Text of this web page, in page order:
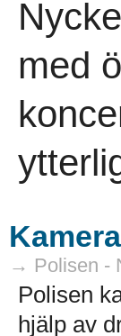
med
→ Polisen -
Polisen
hjälp av